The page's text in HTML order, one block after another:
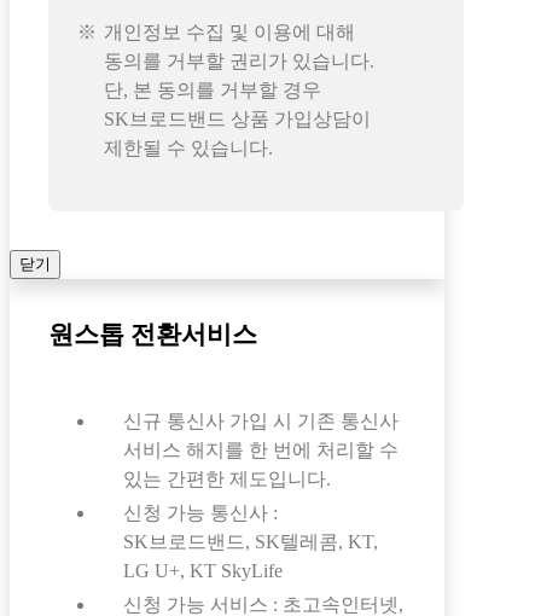
개인정보 수집 및 이용에 대해
동의를 거부할 권리가 있습니다.
단, 본 동의를 거부할 경우
SK브로드밴드 상품 가입상담이
제한될 수 있습니다.
닫기
원스톱 전환서비스
신규 통신사 가입 시 기존 통신사
서비스 해지를 한 번에 처리할 수
있는 간편한 제도입니다.
신청 가능 통신사 :
SK브로드밴드, SK텔레콤, KT,
LG U+, KT SkyLife
신청 가능 서비스 : 초고속인터넷,